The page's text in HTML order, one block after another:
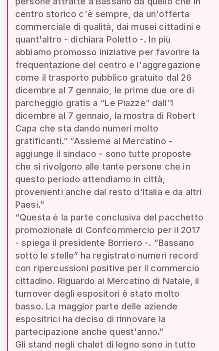
centro storico c'è sempre, da un'offerta
commerciale di qualità, dai musei cittadini e
quant'altro - dichiara Poletto -. In più
abbiamo promosso iniziative per favorire la
frequentazione del centro e l'aggregazione
come il trasporto pubblico gratuito dal 26
dicembre al 7 gennaio, le prime due ore di
parcheggio gratis a “Le Piazze” dall'1
dicembre al 7 gennaio, la mostra di Robert
Capa che sta dando numeri molto
gratificanti.” “Assieme al Mercatino -
aggiunge il sindaco - sono tutte proposte
che si rivolgono alle tante persone che in
questo periodo attendiamo in città,
provenienti anche dal resto d'Italia e da altri
Paesi.”
“Questa è la parte conclusiva del pacchetto
promozionale di Confcommercio per il 2017
- spiega il presidente Borriero -. “Bassano
sotto le stelle” ha registrato numeri record
con ripercussioni positive per il commercio
cittadino. Riguardo al Mercatino di Natale, il
turnover degli espositori è stato molto
basso. La maggior parte delle aziende
espositrici ha deciso di rinnovare la
partecipazione anche quest'anno.”
Gli stand negli chalet di legno sono in tutto